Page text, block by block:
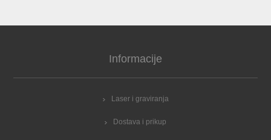
Informacije
Laser i graviranja
Dostava i prikup